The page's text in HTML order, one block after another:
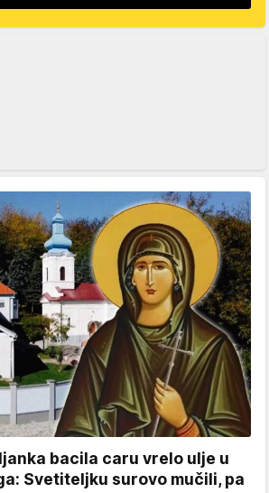
bacila caru vrelo ulje u
Svetiteljku surovo mučili, pa